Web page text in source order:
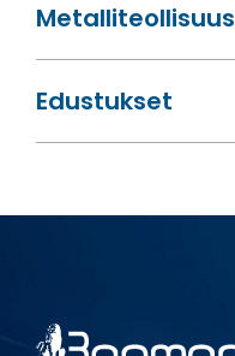
Metalli­teollisuus
Edustukset